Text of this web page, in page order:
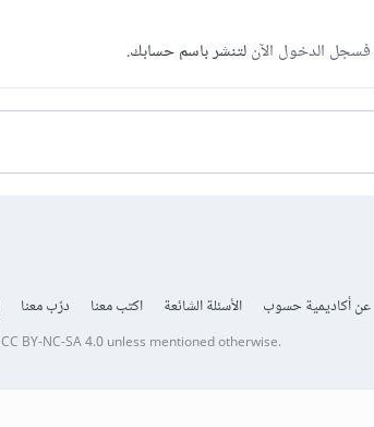
فسجل الدخول الآنلتنشر باسم حسابك.
عن أكاديمية حسوب الأسئلة الشائعة اكتب معنا درّب معنا
CC BY-NC-SA 4.0unless mentioned otherwise.